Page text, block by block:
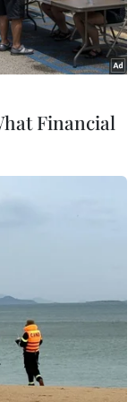
của
xung đột giữa
muốn được
Financial